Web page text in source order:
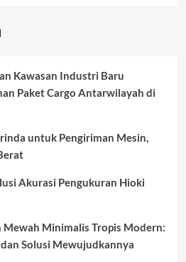
Kawasan Industri Baru
Paket Cargo Antarwilayah di
untuk Pengiriman Mesin,
Akurasi Pengukuran Hioki
Mewah Minimalis Tropis Modern:
Solusi Mewujudkannya